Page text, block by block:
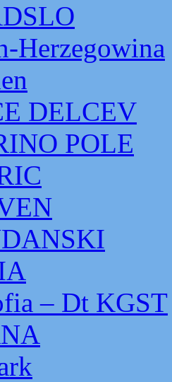
Herzegowina
DELCEV
POLE
– Dt KGST